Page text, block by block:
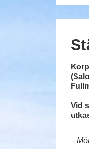
Vid
–